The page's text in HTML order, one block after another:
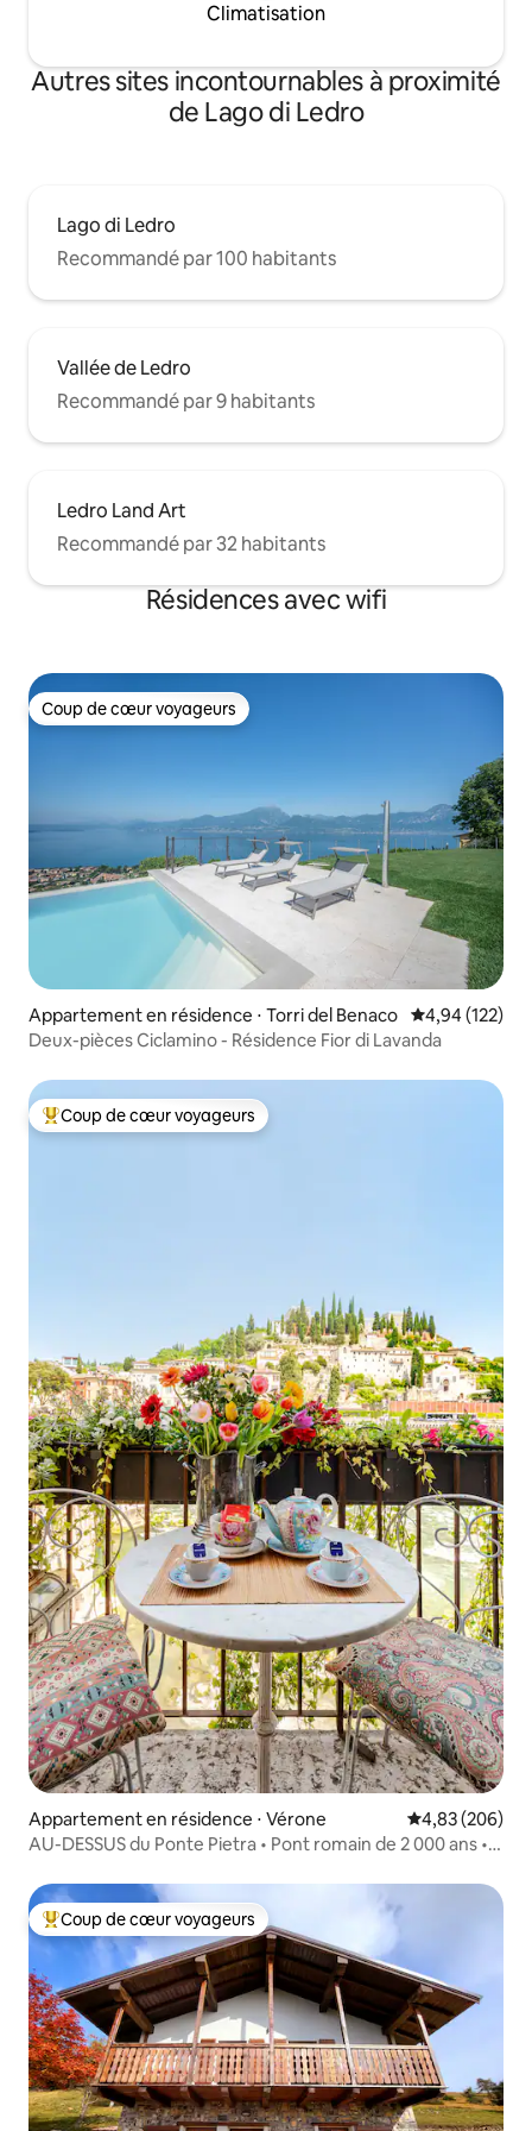
Climatisation
Autres sites incontournables à proximité
de Lago di Ledro
Lago di Ledro
Recommandé par 100 habitants
Vallée de Ledro
Recommandé par 9 habitants
Ledro Land Art
Recommandé par 32 habitants
Résidences avec wifi
Coup de cœur voyageurs
Coup de cœur voyageurs
Appartement en résidence ⋅ Torri del Benaco Évaluation
4,94 (122)
Deux-pièces Ciclamino - Résidence Fior di Lavanda
Coups de cœur voyageurs les plus appréciés
Coup de cœur voyageurs
Appartement en résidence ⋅ Vérone Évaluation
4,83 (206)
AU-DESSUS du Ponte Pietra • Pont romain de 2 000 ans •
Coups de cœur voyageurs les plus appréciés
Coup de cœur voyageurs